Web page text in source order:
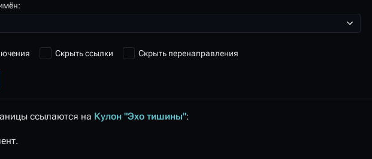
Скрыть ссылки Скрыть перенаправления
ссылаются на Кулон "Эхо тишины":